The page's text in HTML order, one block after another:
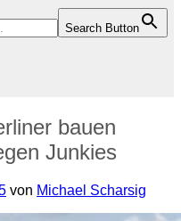
Search Button
bauen
Junkies
von Michael Scharsig